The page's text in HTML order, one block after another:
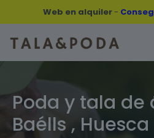
Web en alquiler-
Poda y tala de
Baélls , Huesca